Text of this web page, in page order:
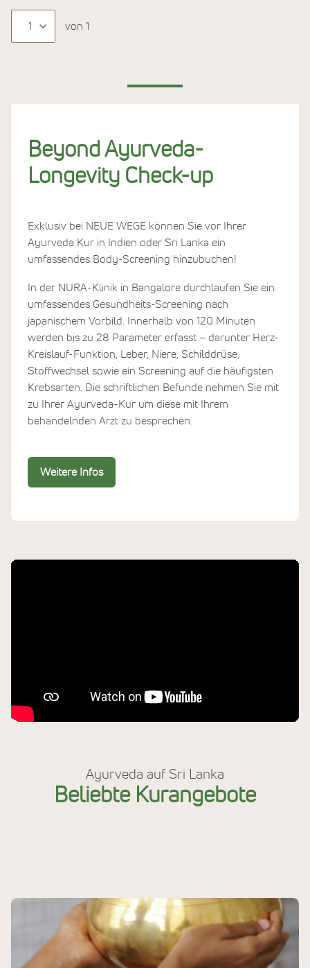
von 1
Beyond Ayurveda-
Longevity Check-up
Exklusiv bei NEUE WEGE können Sie vor Ihrer
Ayurveda Kur in Indien oder Sri Lanka ein
umfassendes Body-Screening hinzubuchen!
In der NURA-Klinik in Bangalore durchlaufen Sie ein
umfassendes Gesundheits-Screening nach
japanischem Vorbild. Innerhalb von 120 Minuten
werden bis zu 28 Parameter erfasst – darunter Herz-
Kreislauf-Funktion, Leber, Niere, Schilddrüse,
Stoffwechsel sowie ein Screening auf die häufigsten
Krebsarten. Die schriftlichen Befunde nehmen Sie mit
zu Ihrer Ayurveda-Kur um diese mit Ihrem
behandelnden Arzt zu besprechen.
Weitere Infos
Ayurveda auf Sri Lanka
Beliebte Kurangebote